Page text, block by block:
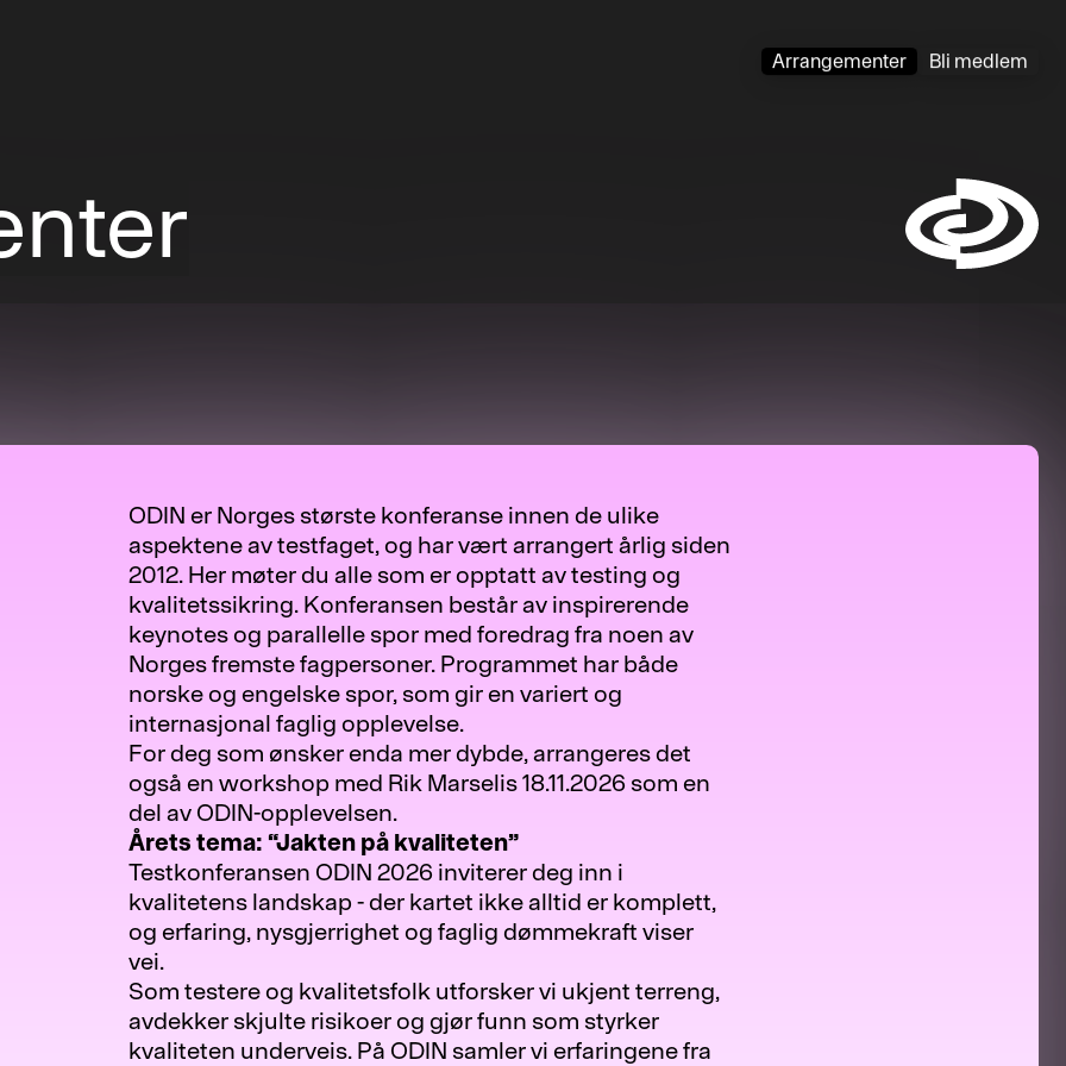
Arrangementer Bli medlem
Symbol
ODIN er Norges største konferanse innen de ulike
aspektene av testfaget, og har vært arrangert årlig siden
2012. Her møter du alle som er opptatt av testing og
kvalitetssikring. Konferansen består av inspirerende
keynotes og parallelle spor med foredrag fra noen av
Norges fremste fagpersoner. Programmet har både
norske og engelske spor, som gir en variert og
internasjonal faglig opplevelse.
For deg som ønsker enda mer dybde, arrangeres det
også en workshop med Rik Marselis 18.11.2026 som en
del av ODIN-opplevelsen.
Årets tema: “Jakten på kvaliteten”
Testkonferansen ODIN 2026 inviterer deg inn i
kvalitetens landskap - der kartet ikke alltid er komplett,
og erfaring, nysgjerrighet og faglig dømmekraft viser
vei.
Som testere og kvalitetsfolk utforsker vi ukjent terreng,
avdekker skjulte risikoer og gjør funn som styrker
kvaliteten underveis. På ODIN samler vi erfaringene fra